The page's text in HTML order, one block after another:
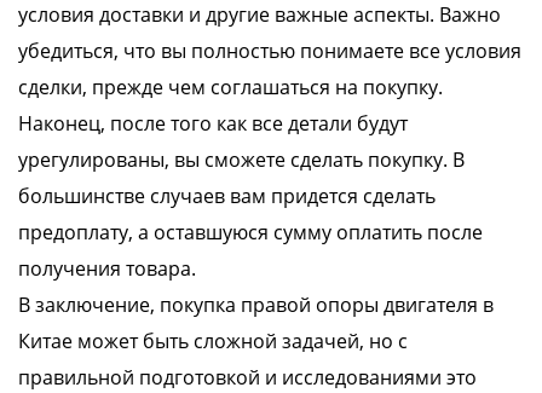
условия доставки и другие важные аспекты. Важно
убедиться, что вы полностью понимаете все условия
сделки, прежде чем соглашаться на покупку.
Наконец, после того как все детали будут
урегулированы, вы сможете сделать покупку. В
большинстве случаев вам придется сделать
предоплату, а оставшуюся сумму оплатить после
получения товара.
В заключение, покупка правой опоры двигателя в
Китае может быть сложной задачей, но с
правильной подготовкой и исследованиями это